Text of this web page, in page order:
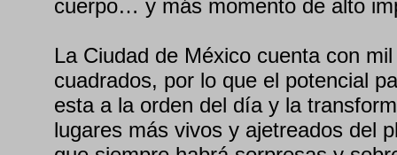
cuerpo… y más momento de alto
La Ciudad de México cuenta con
cuadrados, por lo que el potencial
esta a la orden del día y la
lugares más vivos y ajetreados del